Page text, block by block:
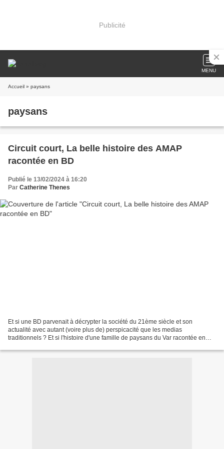
Publicité
MENU
Accueil » paysans
paysans
Circuit court, La belle histoire des AMAP
racontée en BD
Publié le 13/02/2024 à 16:20
Par Catherine Thenes
Et si une BD parvenait à décrypter la société du 21ème siècle et son
actualité avec autant (voire plus de) perspicacité que les medias
traditionnels ? Et si l'histoire d'une famille de paysans du Var racontée en